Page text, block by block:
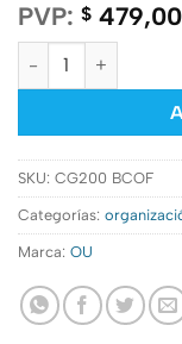
PVP: $ 479,00
Cesta
SKU: CG200 BCOF
Categorías:
Marca: OU